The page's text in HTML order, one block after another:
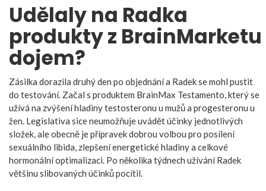
Udělaly na Radka
produkty z BrainMarketu
dojem?
Zásilka dorazila druhý den po objednání a Radek se mohl pustit
do testování. Začal s produktem BrainMax Testamento, který se
užívá na zvýšení hladiny testosteronu u mužů a progesteronu u
žen. Legislativa sice neumožňuje uvádět účinky jednotlivých
složek, ale obecně je přípravek dobrou volbou pro posílení
sexuálního libida, zlepšení energetické hladiny a celkové
hormonální optimalizaci. Po několika týdnech užívání Radek
většinu slibovaných účinků pocítil.